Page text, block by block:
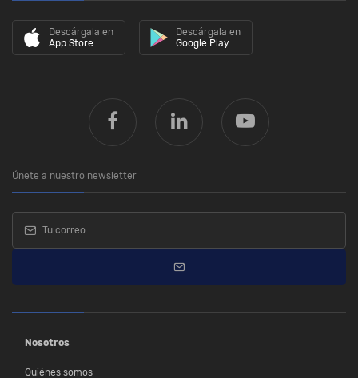
Descárgala en
App Store
Descárgala en
Google Play
Únete a nuestro newsletter
Nosotros
Quiénes somos